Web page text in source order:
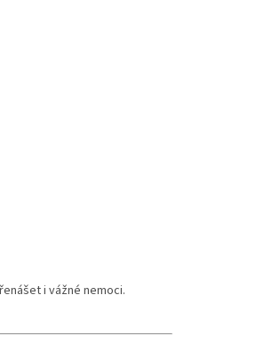
i vážné nemoci.